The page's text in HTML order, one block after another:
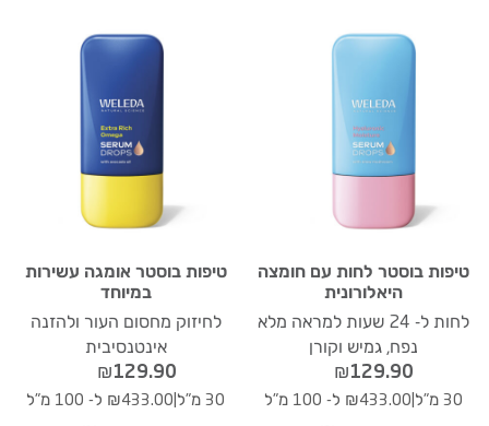
טיפות בוסטר לחות עם חומצה
היאלורונית
לחות ל- 24 שעות למראה מלא
נפח, גמיש וקורן
₪129.90
30 מ"ל ₪433.00 ל- 100 מ"ל
טיפות בוסטר אומגה עשירות
במיוחד
לחיזוק מחסום העור ולהזנה
אינטנסיבית
₪129.90
30 מ"ל ₪433.00 ל- 100 מ"ל